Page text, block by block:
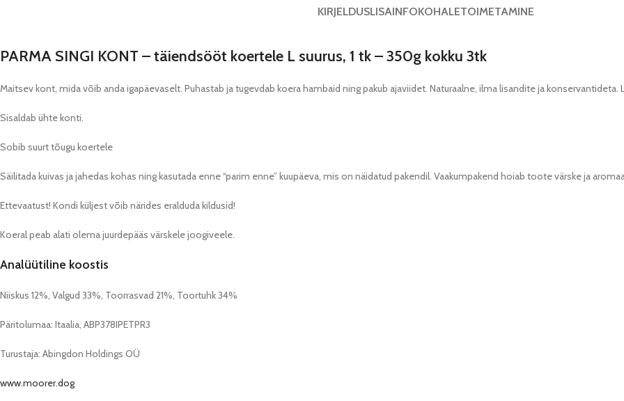
KIRJELDUSLISAINFOKOHALETOIMETAMINE
PARMA SINGI KONT – täiendsööt koertele L suurus, 1 tk – 350g kokku 3tk
Maitsev kont, mida võib anda igapäevaselt. Puhastab ja tugevdab koera hambaid ning pakub ajaviidet. Naturaalne, ilma lisandite ja konservantideta.
Sisaldab ühte konti.
Sobib suurt tõugu koertele
Säilitada kuivas ja jahedas kohas ning kasutada enne “parim enne” kuupäeva, mis on näidatud pakendil. Vaakumpakend hoiab toote värske ja
Ettevaatust! Kondi küljest võib närides eralduda kildusid!
Koeral peab alati olema juurdepääs värskele joogiveele.
Analüütiline koostis
Niiskus 12%, Valgud 33%, Toorrasvad 21%, Toortuhk 34%
Päritolumaa: Itaalia, ABP378IPETPR3
Turustaja: Abingdon Holdings OÜ
www.moorer.dog